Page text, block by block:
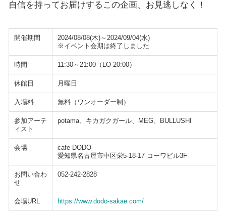
自信を持ってお届けするこの企画、お見逃しなく！
開催期間
2024/08/08(木)～2024/09/04(水)
※イベント会期は終了しました
時間 11:30～21:00（LO 20:00）
休館日 月曜日
入場料 無料（ワンオーダー制）
参加アーテ
ィスト
potama、キカガクガール、MEG、BULLUSHI
会場
cafe DODO
愛知県名古屋市中区栄5-18-17 コーワビル3F
お問い合わ
せ
052-242-2828
会場URL https://www.dodo-sakae.com/